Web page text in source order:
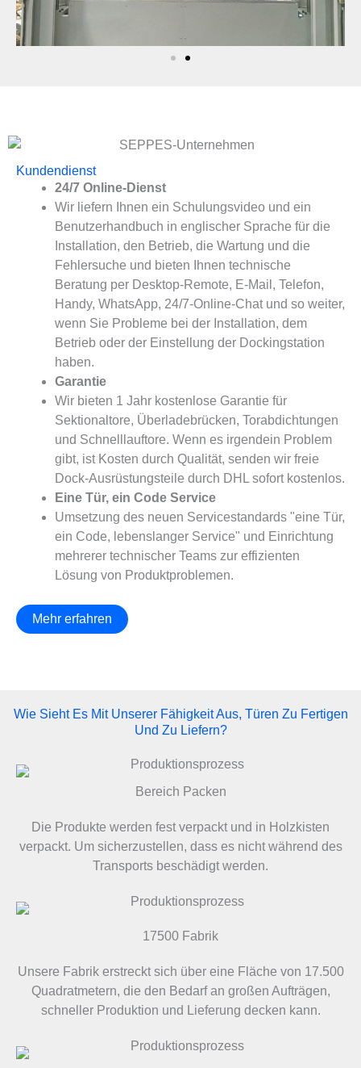
Kundendienst
24/7 Online-Dienst
Wir liefern Ihnen ein Schulungsvideo und ein
Benutzerhandbuch in englischer Sprache für die
Installation, den Betrieb, die Wartung und die
Fehlersuche und bieten Ihnen technische
Beratung per Desktop-Remote, E-Mail, Telefon,
Handy, WhatsApp, 24/7-Online-Chat und so weiter,
wenn Sie Probleme bei der Installation, dem
Betrieb oder der Einstellung der Dockingstation
haben.
Garantie
Wir bieten 1 Jahr kostenlose Garantie für
Sektionaltore, Überladebrücken, Torabdichtungen
und Schnelllauftore. Wenn es irgendein Problem
gibt, ist Kosten durch Qualität, senden wir freie
Dock-Ausrüstungsteile durch DHL sofort kostenlos.
Eine Tür, ein Code Service
Umsetzung des neuen Servicestandards "eine Tür,
ein Code, lebenslanger Service" und Einrichtung
mehrerer technischer Teams zur effizienten
Lösung von Produktproblemen.
Mehr erfahren
Wie Sieht Es Mit Unserer Fähigkeit Aus, Türen Zu Fertigen
Und Zu Liefern?
Bereich Packen
Die Produkte werden fest verpackt und in Holzkisten
verpackt. Um sicherzustellen, dass es nicht während des
Transports beschädigt werden.
17500 Fabrik
Unsere Fabrik erstreckt sich über eine Fläche von 17.500
Quadratmetern, die den Bedarf an großen Aufträgen,
schneller Produktion und Lieferung decken kann.